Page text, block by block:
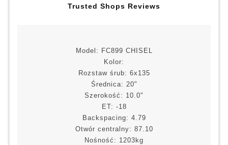
Trusted Shops Reviews
Model: FC899 CHISEL
Kolor:
Rozstaw śrub: 6x135
Średnica: 20"
Szerokość: 10.0"
ET: -18
Backspacing: 4.79
Otwór centralny: 87.10
Nośność: 1203kg